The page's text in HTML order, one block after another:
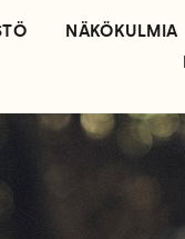
NÄKÖKULMIA